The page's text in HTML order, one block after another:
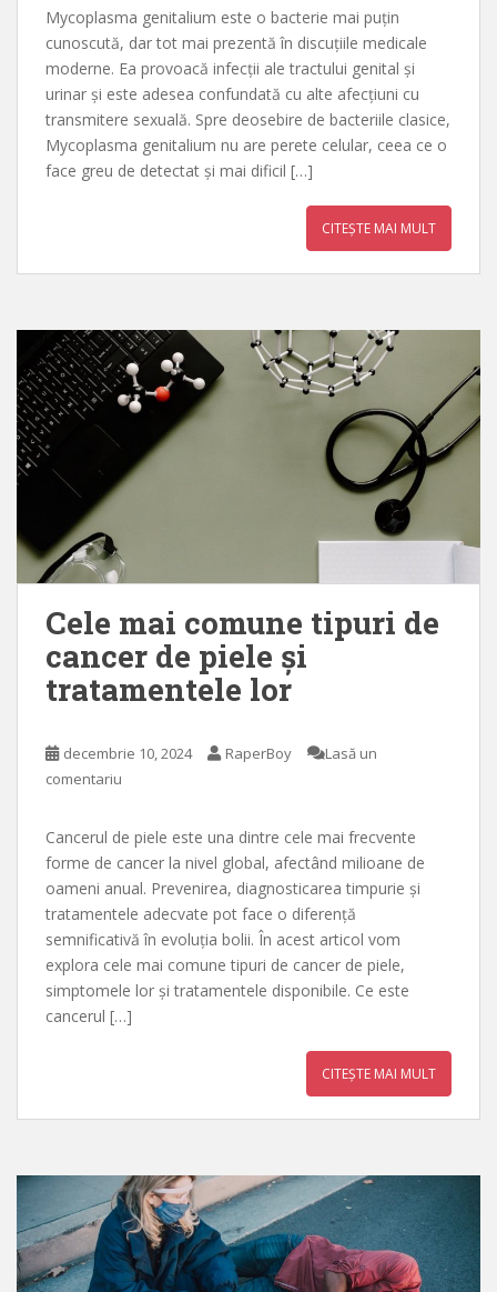
Mycoplasma genitalium este o bacterie mai puțin
cunoscută, dar tot mai prezentă în discuțiile medicale
moderne. Ea provoacă infecții ale tractului genital și
urinar și este adesea confundată cu alte afecțiuni cu
transmitere sexuală. Spre deosebire de bacteriile clasice,
Mycoplasma genitalium nu are perete celular, ceea ce o
face greu de detectat și mai dificil […]
CITEȘTE MAI MULT
Cele mai comune tipuri de
cancer de piele și
tratamentele lor
decembrie 10, 2024 RaperBoy
Lasă un
comentariu
Cancerul de piele este una dintre cele mai frecvente
forme de cancer la nivel global, afectând milioane de
oameni anual. Prevenirea, diagnosticarea timpurie și
tratamentele adecvate pot face o diferență
semnificativă în evoluția bolii. În acest articol vom
explora cele mai comune tipuri de cancer de piele,
simptomele lor și tratamentele disponibile. Ce este
cancerul […]
CITEȘTE MAI MULT